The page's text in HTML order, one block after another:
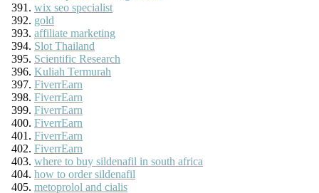
wix seo specialist
gold
affiliate marketing
Slot Thailand
Scientific Research
Kuliah Termurah
FiverrEarn
FiverrEarn
FiverrEarn
FiverrEarn
FiverrEarn
FiverrEarn
where to buy sildenafil in south africa
how to order sildenafil
metoprolol and cialis